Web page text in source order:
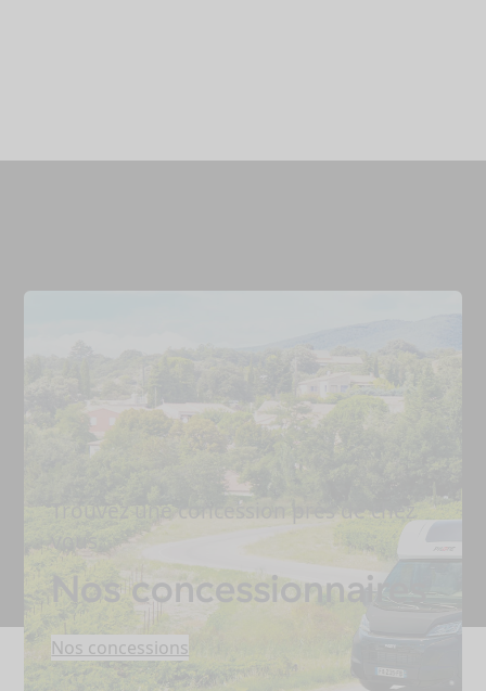
Trouvez une concession près de chez
Nos concessionnaires
Nos concessions